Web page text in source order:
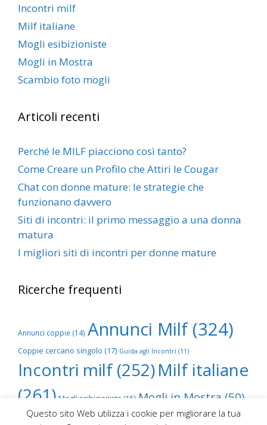
Incontri milf
Milf italiane
Mogli esibizioniste
Mogli in Mostra
Scambio foto mogli
Articoli recenti
Perché le MILF piacciono così tanto?
Come Creare un Profilo che Attiri le Cougar
Chat con donne mature: le strategie che
funzionano davvero
Siti di incontri: il primo messaggio a una donna
matura
I migliori siti di incontri per donne mature
Ricerche frequenti
Annunci coppie (14) Annunci Milf(324)
Coppie cercano singolo (17) Guida agli Incontri (11)
Incontri milf(252)Milf italiane
(261) Mogli esibizioniste (15) Mogli in Mostra (50)
Scambio foto mogli(68)
Questo sito Web utilizza i cookie per migliorare la tua